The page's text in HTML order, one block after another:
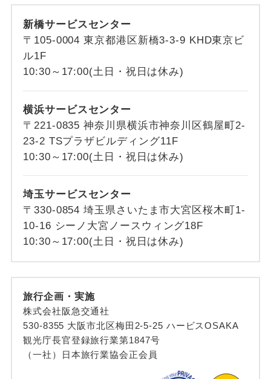
新橋サービスセンター
〒105-0004 東京都港区新橋3-3-9 KHD東京ビ
ル1F
10:30～17:00(土日・祝日は休み)
横浜サービスセンター
〒221-0835 神奈川県横浜市神奈川区鶴屋町2-
23-2 TSプラザビルディング11F
10:30～17:00(土日・祝日は休み)
埼玉サービスセンター
〒330-0854 埼玉県さいたま市大宮区桜木町1-
10-16 シーノ大宮ノースウィング18F
10:30～17:00(土日・祝日は休み)
旅行企画・実施
株式会社阪急交通社
530-8355 大阪市北区梅田2-5-25 ハービスOSAKA
観光庁長官登録旅行業第1847号
（一社）日本旅行業協会正会員